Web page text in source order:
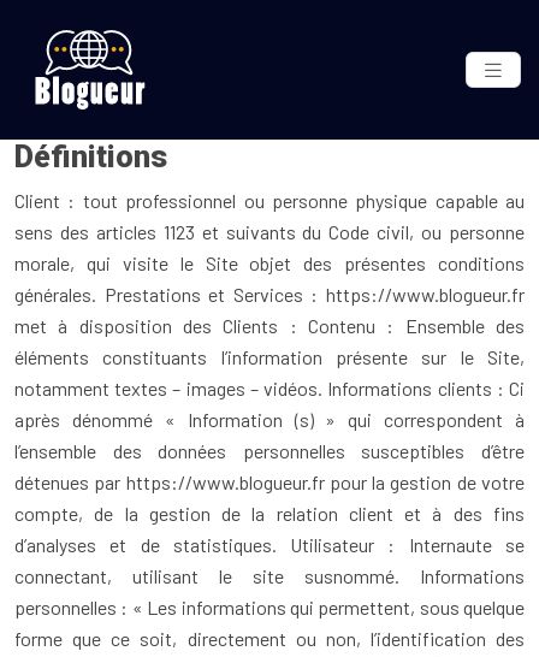
Définitions
Client : tout professionnel ou personne physique capable au
sens des articles 1123 et suivants du Code civil, ou personne
morale, qui visite le Site objet des présentes conditions
générales. Prestations et Services : https://www.blogueur.fr
met à disposition des Clients : Contenu : Ensemble des
éléments constituants l’information présente sur le Site,
notamment textes – images – vidéos. Informations clients : Ci
après dénommé « Information (s) » qui correspondent à
l’ensemble des données personnelles susceptibles d’être
détenues par https://www.blogueur.fr pour la gestion de votre
compte, de la gestion de la relation client et à des fins
d’analyses et de statistiques. Utilisateur : Internaute se
connectant, utilisant le site susnommé. Informations
personnelles : « Les informations qui permettent, sous quelque
forme que ce soit, directement ou non, l’identification des